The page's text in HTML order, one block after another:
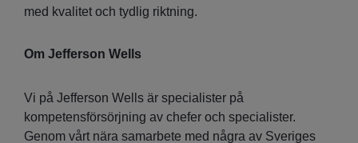
med kvalitet och tydlig riktning.
Om Jefferson Wells
Vi på Jefferson Wells är specialister på
kompetensförsörjning av chefer och specialister.
Genom vårt nära samarbete med några av Sveriges